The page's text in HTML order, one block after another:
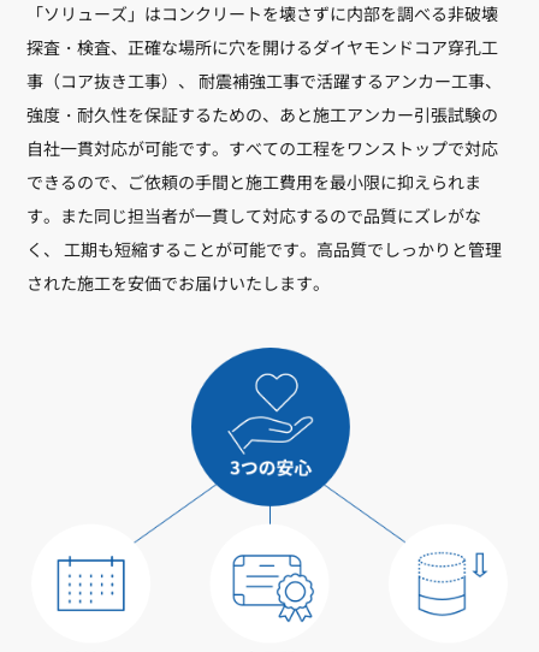
「ソリューズ」はコンクリートを壊さずに内部を調べる非破壊
探査・検査、正確な場所に穴を開けるダイヤモンドコア穿孔工
事（コア抜き工事）、 耐震補強工事で活躍するアンカー工事、
強度・耐久性を保証するための、あと施工アンカー引張試験の
自社一貫対応が可能です。すべての工程をワンストップで対応
できるので、ご依頼の手間と施工費用を最小限に抑えられま
す。また同じ担当者が一貫して対応するので品質にズレがな
く、 工期も短縮することが可能です。高品質でしっかりと管理
された施工を安価でお届けいたします。